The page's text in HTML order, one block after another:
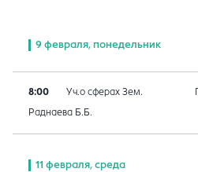
9 февраля, понедельник
8:00 Уч.о сферах Зем.
Раднаева Б.Б.
11 февраля, среда